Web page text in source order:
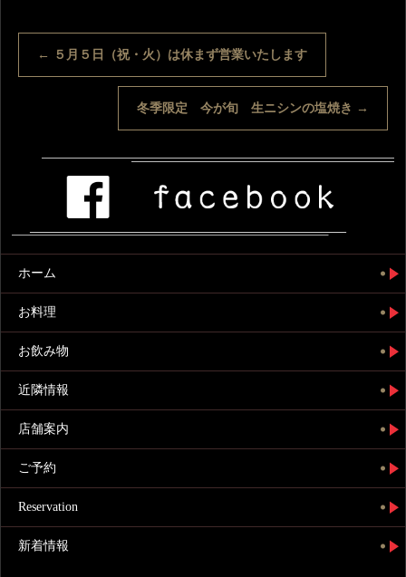
← ５月５日（祝・火）は休まず営業いたします
冬季限定 今が旬 生ニシンの塩焼き →
ホーム
お料理
お飲み物
近隣情報
店舗案内
ご予約
Reservation
新着情報